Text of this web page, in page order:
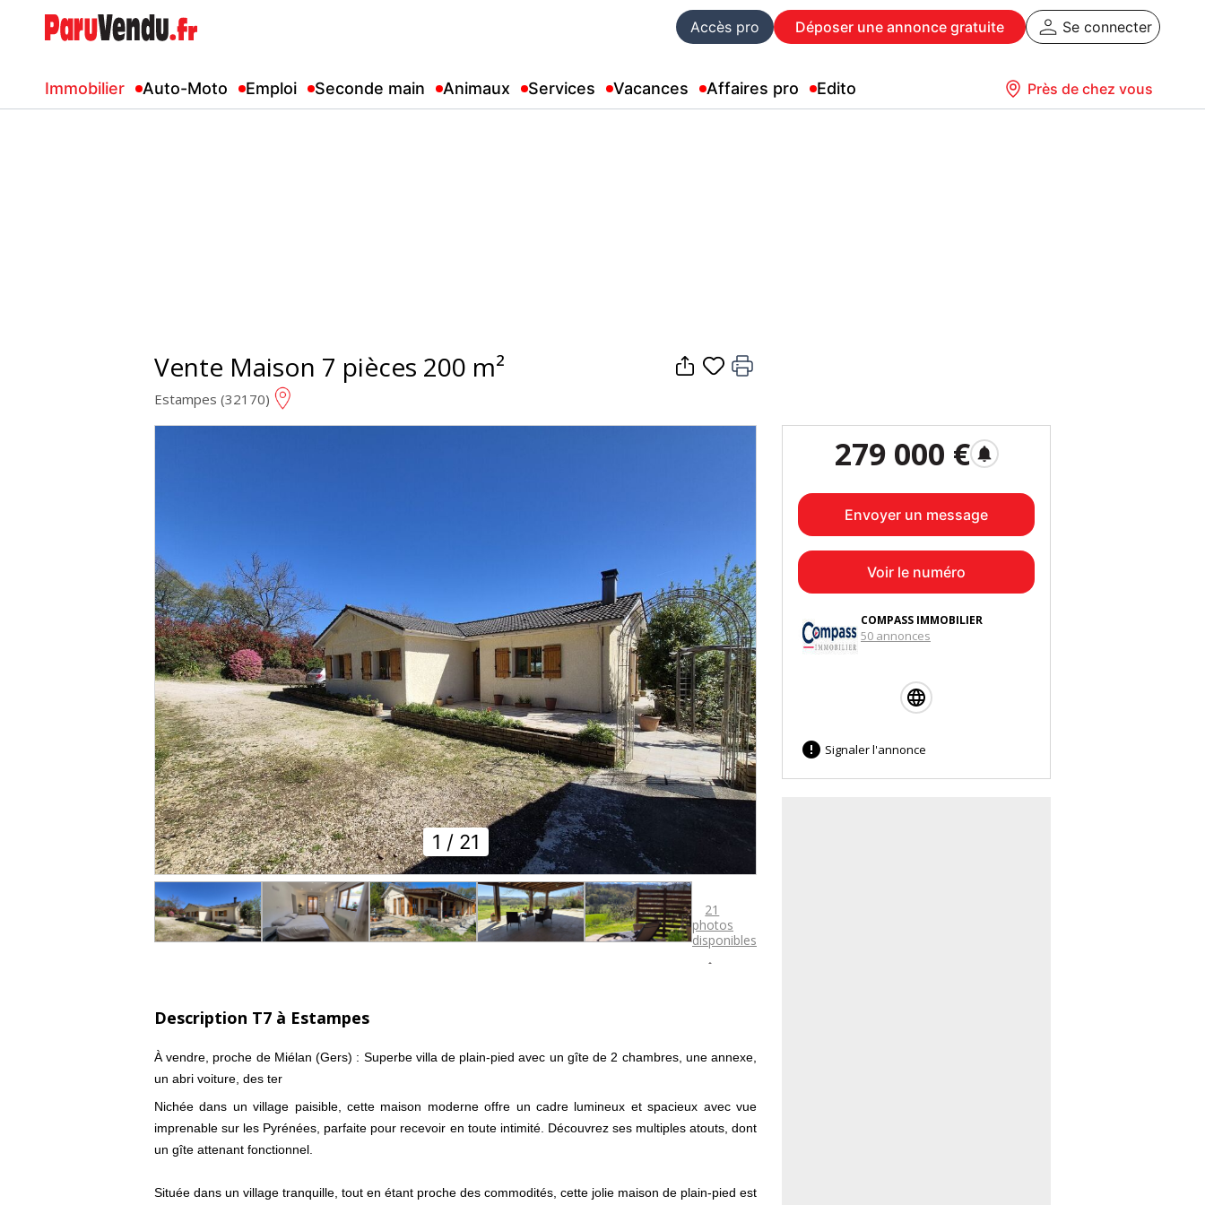
Accès pro Déposer une annonce gratuite Se connecter
Immobilier Auto-Moto Emploi Seconde main Animaux Services Vacances Affaires pro Edito Près de chez vous
Vente Maison 7 pièces 200 m²
Estampes (32170)
1 / 21
21
photos
disponibles

Description T7 à Estampes
À vendre, proche de Miélan (Gers) : Superbe villa de plain-pied avec un gîte de 2 chambres, une annexe,
un abri voiture, des ter
Nichée dans un village paisible, cette maison moderne offre un cadre lumineux et spacieux avec vue
imprenable sur les Pyrénées, parfaite pour recevoir en toute intimité. Découvrez ses multiples atouts, dont
un gîte attenant fonctionnel.
Située dans un village tranquille, tout en étant proche des commodités, cette jolie maison de plain-pied est
279 000 € notifications
Envoyer un message
Voir le numéro
COMPASS IMMOBILIER
50 annonces
 Signaler l'annonce